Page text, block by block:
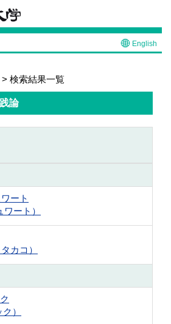
English
> 検索結果一覧
論
ート
ワート）
カコ）
）